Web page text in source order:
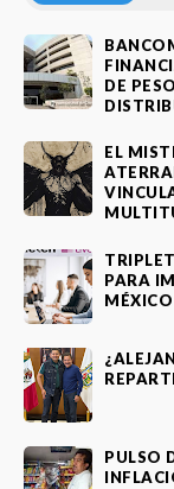
DE
EL
PARA
MÉXICO
PULSO